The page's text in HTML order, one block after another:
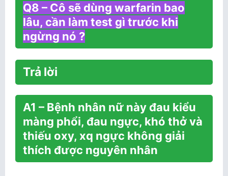
Q8 – Cô sẽ dùng warfarin bao
lâu, cần làm test gì trước khi
ngừng nó ?
Trả lời
A1 – Bệnh nhân nữ này đau kiểu
màng phổi, đau ngực, khó thở và
thiếu oxy, xq ngực không giải
thích được nguyên nhân